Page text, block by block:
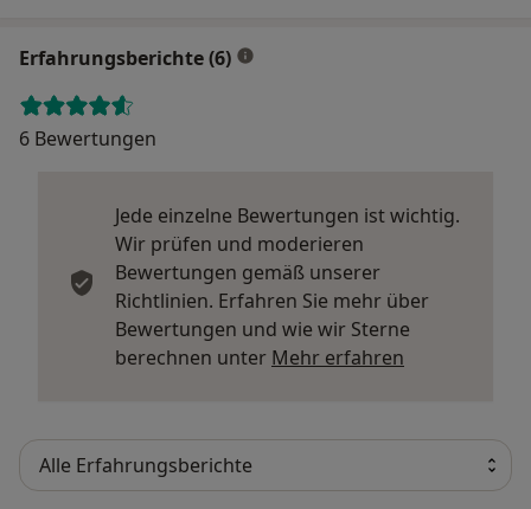
Erfahrungsberichte (6)
6 Bewertungen
Jede einzelne Bewertungen ist wichtig.
Wir prüfen und moderieren
Bewertungen gemäß unserer
Richtlinien. Erfahren Sie mehr über
Bewertungen und wie wir Sterne
berechnen unter Mehr erfahren